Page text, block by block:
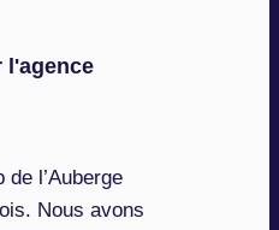
l'agence
l’Auberge
Nous avons